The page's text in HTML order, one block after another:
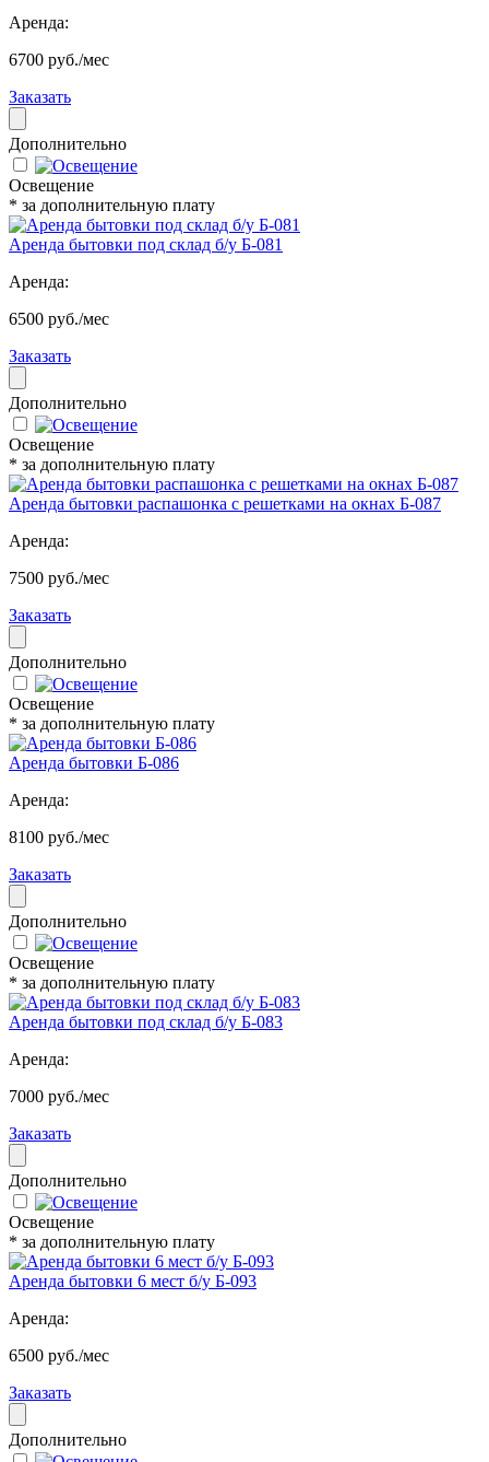
Аренда:
6700 руб./мес
Заказать
Дополнительно
Освещение
* за дополнительную плату
Аренда бытовки под склад б/у Б-081
Аренда:
6500 руб./мес
Заказать
Дополнительно
Освещение
* за дополнительную плату
Аренда бытовки распашонка с решетками на окнах Б-087
Аренда:
7500 руб./мес
Заказать
Дополнительно
Освещение
* за дополнительную плату
Аренда бытовки Б-086
Аренда:
8100 руб./мес
Заказать
Дополнительно
Освещение
* за дополнительную плату
Аренда бытовки под склад б/у Б-083
Аренда:
7000 руб./мес
Заказать
Дополнительно
Освещение
* за дополнительную плату
Аренда бытовки 6 мест б/у Б-093
Аренда:
6500 руб./мес
Заказать
Дополнительно